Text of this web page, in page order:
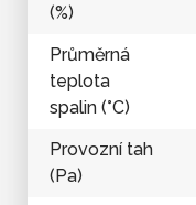
(%)
Průměrná
teplota
spalin (°C)
Provozní tah
(Pa)